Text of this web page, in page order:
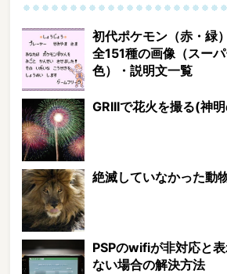
初代ポケモン（赤・緑
全151種の画像（スー
色）・説明文一覧
GRIIIで花火を撮る(神
絶滅していなかった動
PSPのwifiが非対応と
ない場合の解決方法